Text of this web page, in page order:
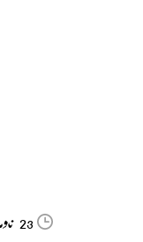
23‬‮نومبر‬‮